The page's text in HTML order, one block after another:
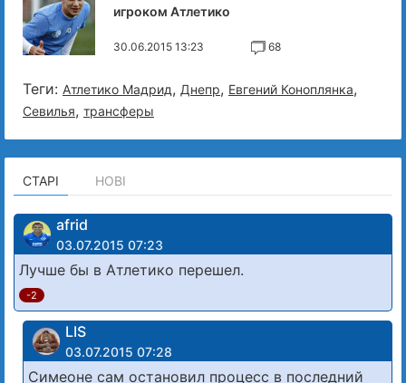
игроком Атлетико
30.06.2015 13:23 68
Теги: Атлетико Мадрид, Днепр, Евгений Коноплянка,
Севилья, трансферы
СТАРІ НОВІ
afrid
03.07.2015 07:23
Лучше бы в Атлетико перешел.
-2
LIS
03.07.2015 07:28
Симеоне сам остановил процесс в последний